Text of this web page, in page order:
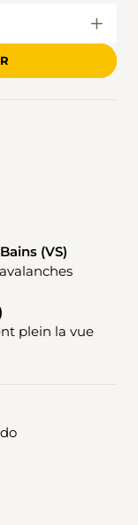
(VS)
plein la vue